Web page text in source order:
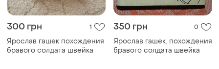
300 грн 1
Ярослав гашек похождения
бравого солдата швейка
350 грн 0
Ярослав гашек. похождения
бравого солдата швейка